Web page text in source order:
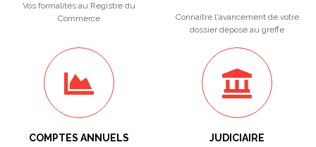
Vos formalités au Registre du
Commerce
Connaître l'avancement de votre
dossier déposé au greffe
COMPTES ANNUELS JUDICIAIRE